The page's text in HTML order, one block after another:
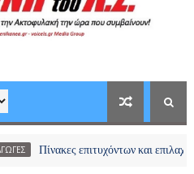
επιτυχόντων και επιλαχόντων